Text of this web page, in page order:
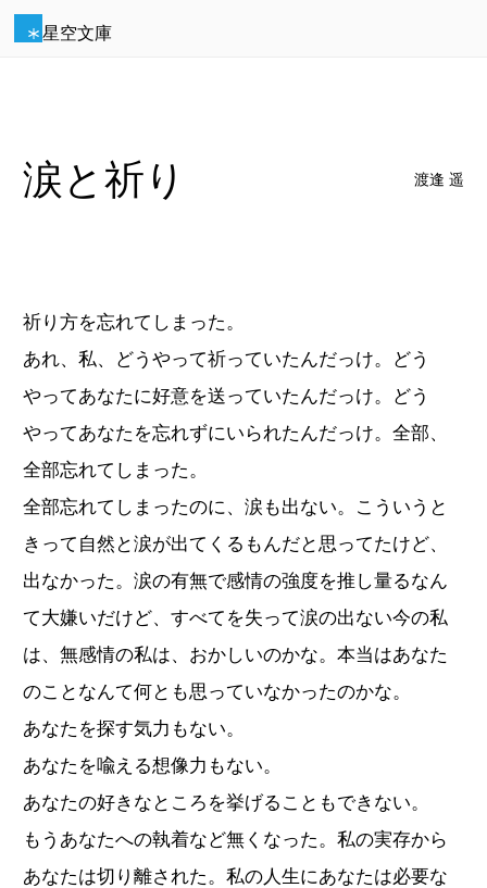
星空文庫
涙と祈り 渡逢 遥
祈り方を忘れてしまった。
あれ、私、どうやって祈っていたんだっけ。どう
やってあなたに好意を送っていたんだっけ。どう
やってあなたを忘れずにいられたんだっけ。全部、
全部忘れてしまった。
全部忘れてしまったのに、涙も出ない。こういうと
きって自然と涙が出てくるもんだと思ってたけど、
出なかった。涙の有無で感情の強度を推し量るなん
て大嫌いだけど、すべてを失って涙の出ない今の私
は、無感情の私は、おかしいのかな。本当はあなた
のことなんて何とも思っていなかったのかな。
あなたを探す気力もない。
あなたを喩える想像力もない。
あなたの好きなところを挙げることもできない。
もうあなたへの執着など無くなった。私の実存から
あなたは切り離された。私の人生にあなたは必要な